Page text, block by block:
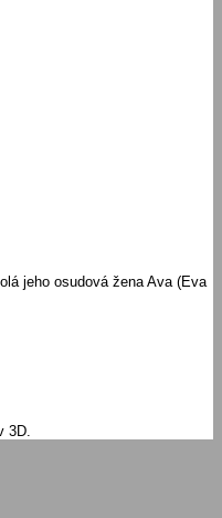
jeho osudová žena Ava (Eva
3D.